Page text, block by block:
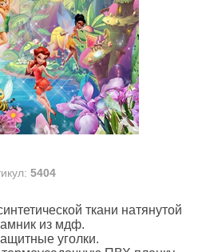
5404
ткани натянутой
из мдф.
уголки.